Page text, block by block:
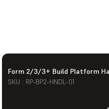
Form 2/3/3+ Build Platform
SKU : RP-BP2-HNDL-01